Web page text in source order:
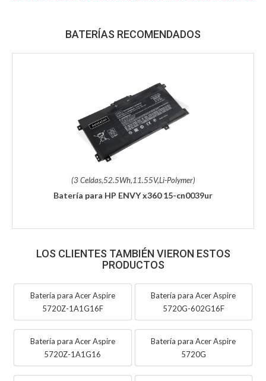
BATERÍAS RECOMENDADOS
(3 Celdas,52.5Wh,11.55V,Li-Polymer)
Batería para HP ENVY x360 15-cn0039ur
LOS CLIENTES TAMBIÉN VIERON ESTOS
PRODUCTOS
Batería para Acer Aspire
5720Z-1A1G16F
Batería para Acer Aspire
5720G-602G16F
Batería para Acer Aspire
5720Z-1A1G16
Batería para Acer Aspire
5720G